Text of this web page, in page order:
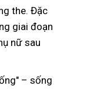
the. Đặc
giai đoạn
nữ sau
– sống